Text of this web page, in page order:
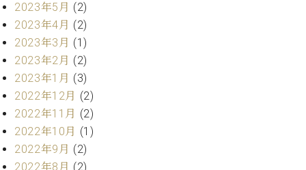
デ
ィ
シ
ョ
ン
W.
ホ
フ
マ
ン
ス
タ
ッ
フ
ご
拶
技
術
者
2023年5月 (2)
2023年4月 (2)
2023年3月 (1)
2023年2月 (2)
2023年1月 (3)
2022年12月 (2)
2022年11月 (2)
2022年10月 (1)
2022年9月 (2)
2022年8月 (2)